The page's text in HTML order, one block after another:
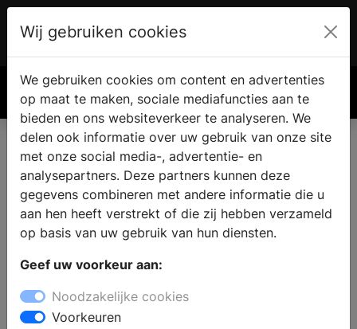
€ 0.00
Wij gebruiken cookies
We gebruiken cookies om content en advertenties
op maat te maken, sociale mediafuncties aan te
bieden en ons websiteverkeer te analyseren. We
delen ook informatie over uw gebruik van onze site
met onze social media-, advertentie- en
analysepartners. Deze partners kunnen deze
gegevens combineren met andere informatie die u
aan hen heeft verstrekt of die zij hebben verzameld
op basis van uw gebruik van hun diensten.
Geef uw voorkeur aan:
Noodzakelijke cookies
Voorkeuren